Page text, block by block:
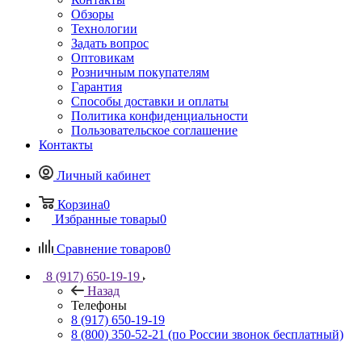
Обзоры
Технологии
Задать вопрос
Оптовикам
Розничным покупателям
Гарантия
Способы доставки и оплаты
Политика конфиденциальности
Пользовательское соглашение
Контакты
Личный кабинет
Корзина0
Избранные товары0
Сравнение товаров0
8 (917) 650-19-19
Назад
Телефоны
8 (917) 650-19-19
8 (800) 350-52-21 (по России звонок бесплатный)